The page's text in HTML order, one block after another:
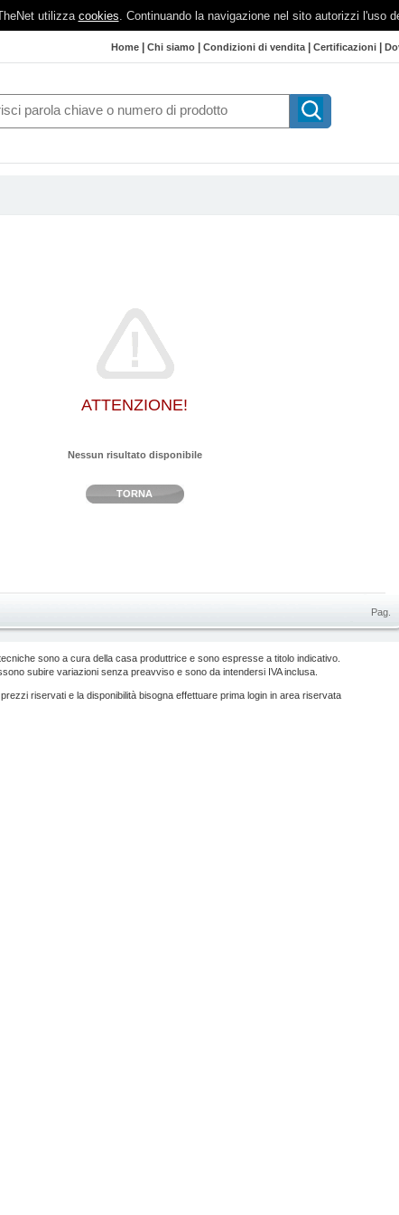
utilizzacookies. Continuando la navigazione nel sito autorizzi l'uso
Home Chi siamo Condizioni di vendita| Certificazioni
ATTENZIONE!
Nessun risultato disponibile
TORNA
Pag.
sono a cura della casa produttrice e sono espresse a titolo indicativo.
subire variazioni senza preavviso e sono da intendersi IVA inclusa.
riservati e la disponibilità bisogna effettuare prima login in area riservata